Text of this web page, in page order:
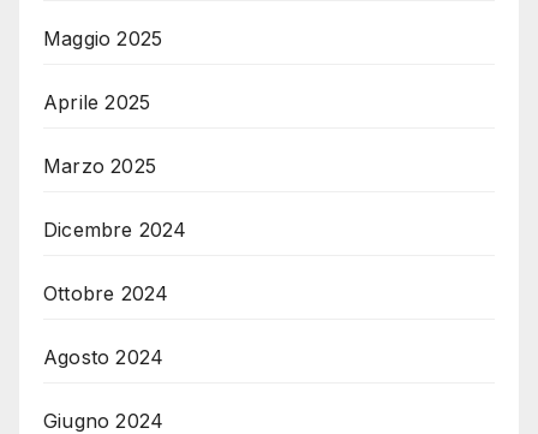
Maggio 2025
Aprile 2025
Marzo 2025
Dicembre 2024
Ottobre 2024
Agosto 2024
Giugno 2024